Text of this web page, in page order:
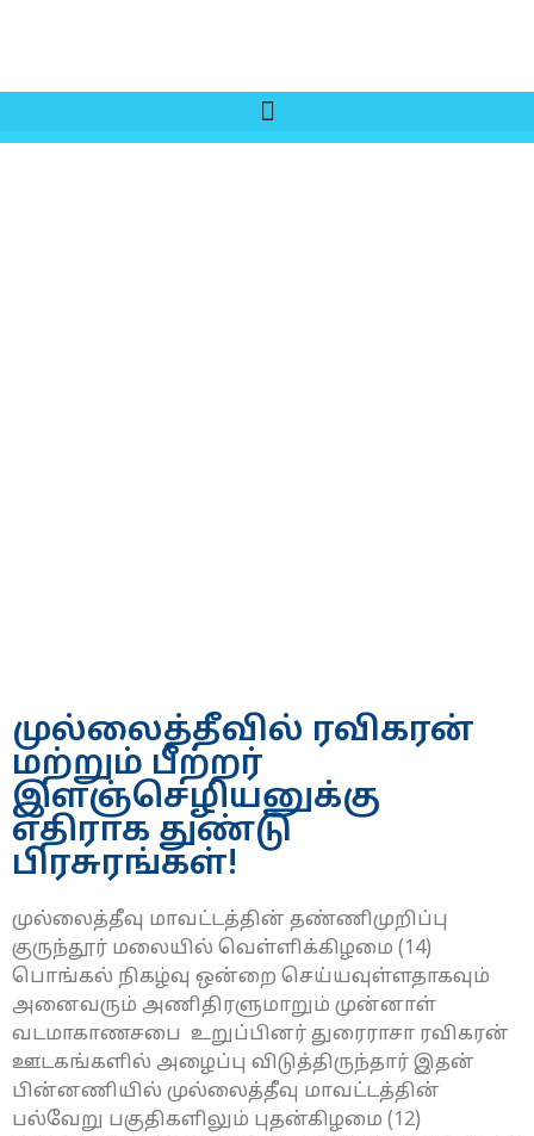
முல்லைத்தீவில் ரவிகரன்
மற்றும் பீற்றர்
இளஞ்செழியனுக்கு
எதிராக துண்டு
பிரசுரங்கள்!
முல்லைத்தீவு மாவட்டத்தின் தண்ணிமுறிப்பு
குருந்தூர் மலையில் வெள்ளிக்கிழமை (14)
பொங்கல் நிகழ்வு ஒன்றை செய்யவுள்ளதாகவும்
அனைவரும் அணிதிரளுமாறும் முன்னாள்
வடமாகாணசபை உறுப்பினர் துரைராசா ரவிகரன்
ஊடகங்களில் அழைப்பு விடுத்திருந்தார் இதன்
பின்னணியில் முல்லைத்தீவு மாவட்டத்தின்
பல்வேறு பகுதிகளிலும் புதன்கிழமை (12)